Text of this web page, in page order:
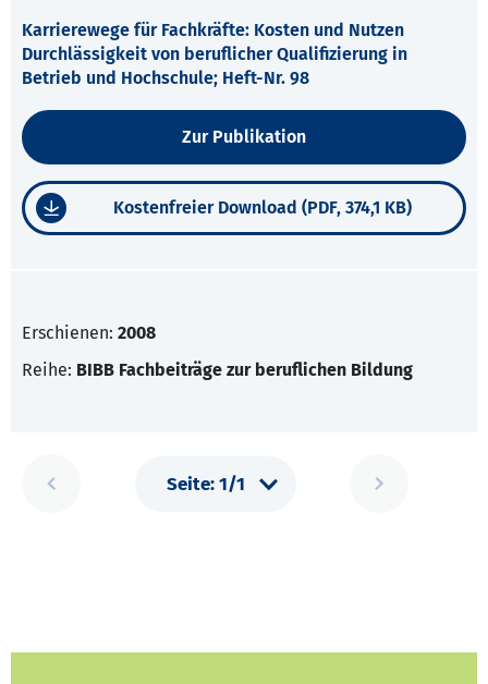
Karrierewege für Fachkräfte: Kosten und Nutzen
Durchlässigkeit von beruflicher Qualifizierung in
Betrieb und Hochschule; Heft-Nr. 98
Zur Publikation
Kostenfreier Download (PDF, 374,1 KB)
Erschienen: 2008
Reihe: BIBB Fachbeiträge zur beruflichen Bildung